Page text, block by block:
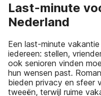
Last-minute
Nederland
Een last-minute
iedereen: stellen,
ook senioren vinden
hun wensen past.
bieden privacy en sfeer
tweeën, terwijl ruime